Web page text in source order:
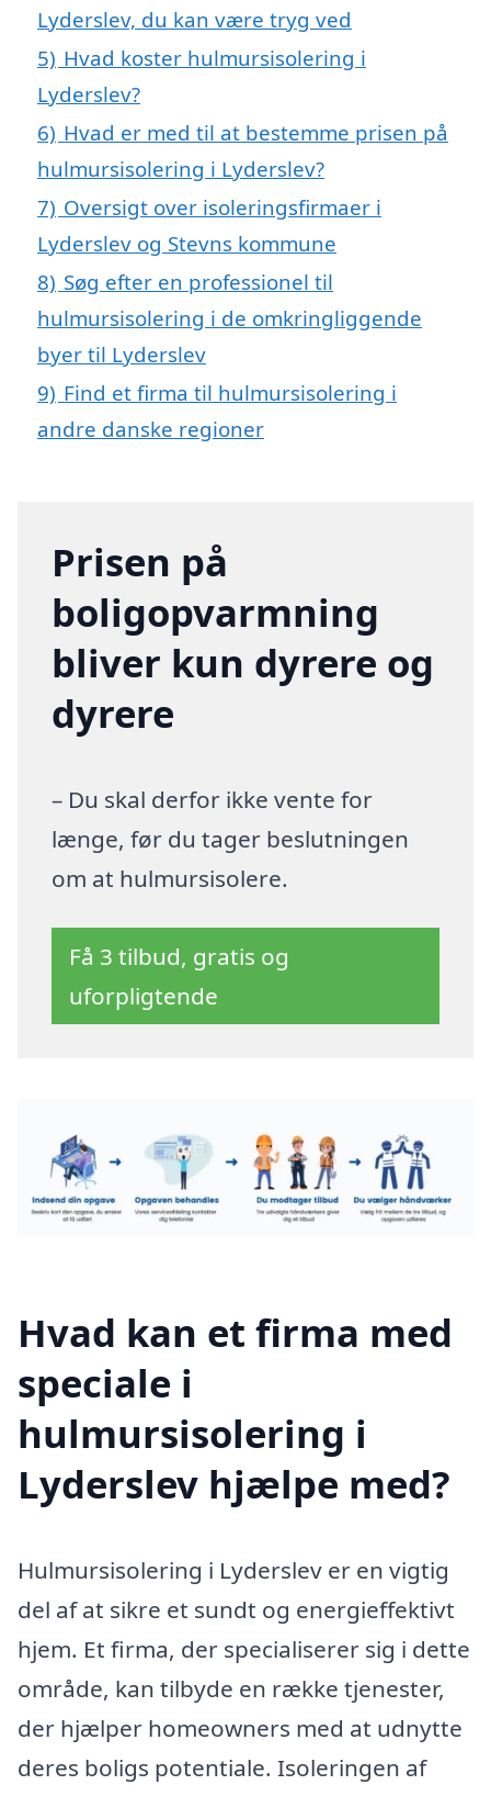
Lyderslev, du kan være tryg ved
5) Hvad koster hulmursisolering i
Lyderslev?
6) Hvad er med til at bestemme prisen på
hulmursisolering i Lyderslev?
7) Oversigt over isoleringsfirmaer i
Lyderslev og Stevns kommune
8) Søg efter en professionel til
hulmursisolering i de omkringliggende
byer til Lyderslev
9) Find et firma til hulmursisolering i
andre danske regioner
Prisen på
boligopvarmning
bliver kun dyrere og
dyrere
– Du skal derfor ikke vente for
længe, før du tager beslutningen
om at hulmursisolere.
Få 3 tilbud, gratis og
uforpligtende
Hvad kan et firma med
speciale i
hulmursisolering i
Lyderslev hjælpe med?
Hulmursisolering i Lyderslev er en vigtig
del af at sikre et sundt og energieffektivt
hjem. Et firma, der specialiserer sig i dette
område, kan tilbyde en række tjenester,
der hjælper homeowners med at udnytte
deres boligs potentiale. Isoleringen af